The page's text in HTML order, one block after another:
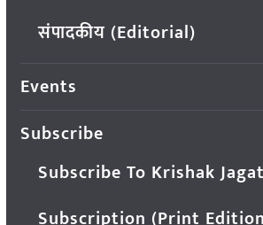
संपादकीय (Editorial)
Events
Subscribe
Subscribe To Krishak
Subscription (Print